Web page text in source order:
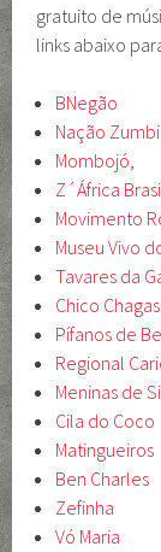
gratuito de
links abaixo
BNegão
Nação Zumbi
Mombojó,
Z´África
Movimento
Museu Vivo
Tavares da
Chico
Pífanos de
Regional
Meninas de
Cila do Coco
Matingueiros
Ben Charles
Zefinha
Vó Maria